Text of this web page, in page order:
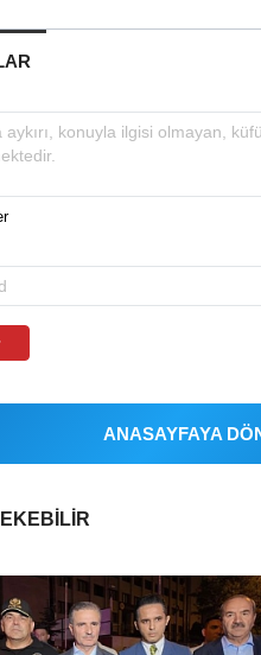
ANASAYFAYA